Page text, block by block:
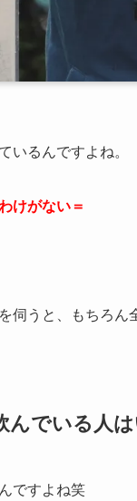
いるんですよね。
けがない＝
伺うと、もちろ
んでいる人
ですよね笑